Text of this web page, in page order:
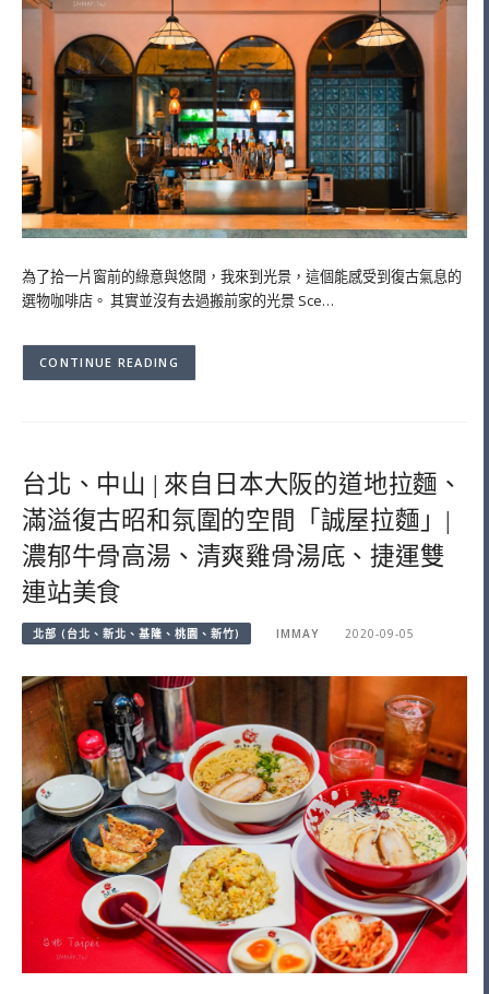
為了拾一片窗前的綠意與悠閒，我來到光景，這個能感受到復古氣息的
選物咖啡店。 其實並沒有去過搬前家的光景 Sce…
CONTINUE READING
台北、中山 | 來自日本大阪的道地拉麵、
滿溢復古昭和氛圍的空間「誠屋拉麵」|
濃郁牛骨高湯、清爽雞骨湯底、捷運雙
連站美食
北部 (台北、新北、基隆、桃園、新竹) IMMAY 2020-09-05